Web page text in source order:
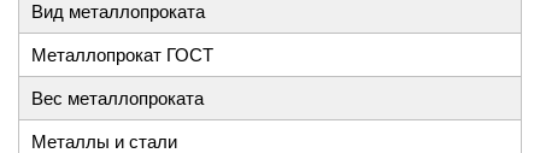
Вид металлопроката
Металлопрокат ГОСТ
Вес металлопроката
Металлы и стали